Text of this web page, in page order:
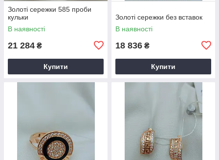
Золоті сережки 585 проби
кульки
В наявності
21 284 ₴
Купити
Золоті сережки без вставок
В наявності
18 836 ₴
Купити